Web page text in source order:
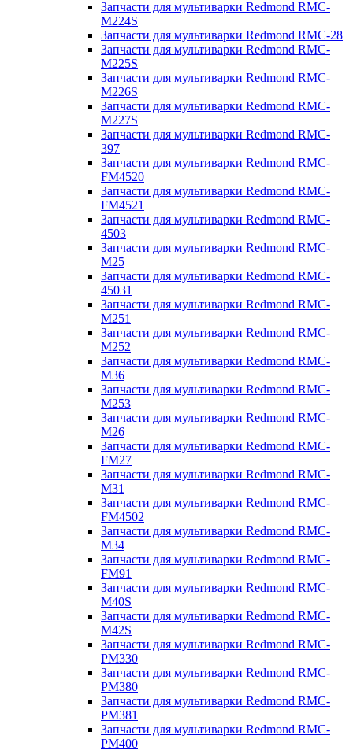
Запчасти для мультиварки Redmond RMC-
M224S
Запчасти для мультиварки Redmond RMC-28
Запчасти для мультиварки Redmond RMC-
M225S
Запчасти для мультиварки Redmond RMC-
M226S
Запчасти для мультиварки Redmond RMC-
M227S
Запчасти для мультиварки Redmond RMC-
397
Запчасти для мультиварки Redmond RMC-
FM4520
Запчасти для мультиварки Redmond RMC-
FM4521
Запчасти для мультиварки Redmond RMC-
4503
Запчасти для мультиварки Redmond RMC-
M25
Запчасти для мультиварки Redmond RMC-
45031
Запчасти для мультиварки Redmond RMC-
M251
Запчасти для мультиварки Redmond RMC-
M252
Запчасти для мультиварки Redmond RMC-
M36
Запчасти для мультиварки Redmond RMC-
M253
Запчасти для мультиварки Redmond RMC-
M26
Запчасти для мультиварки Redmond RMC-
FM27
Запчасти для мультиварки Redmond RMC-
M31
Запчасти для мультиварки Redmond RMC-
FM4502
Запчасти для мультиварки Redmond RMC-
M34
Запчасти для мультиварки Redmond RMC-
FM91
Запчасти для мультиварки Redmond RMC-
M40S
Запчасти для мультиварки Redmond RMC-
M42S
Запчасти для мультиварки Redmond RMC-
PM330
Запчасти для мультиварки Redmond RMC-
PM380
Запчасти для мультиварки Redmond RMC-
PM381
Запчасти для мультиварки Redmond RMC-
PM400